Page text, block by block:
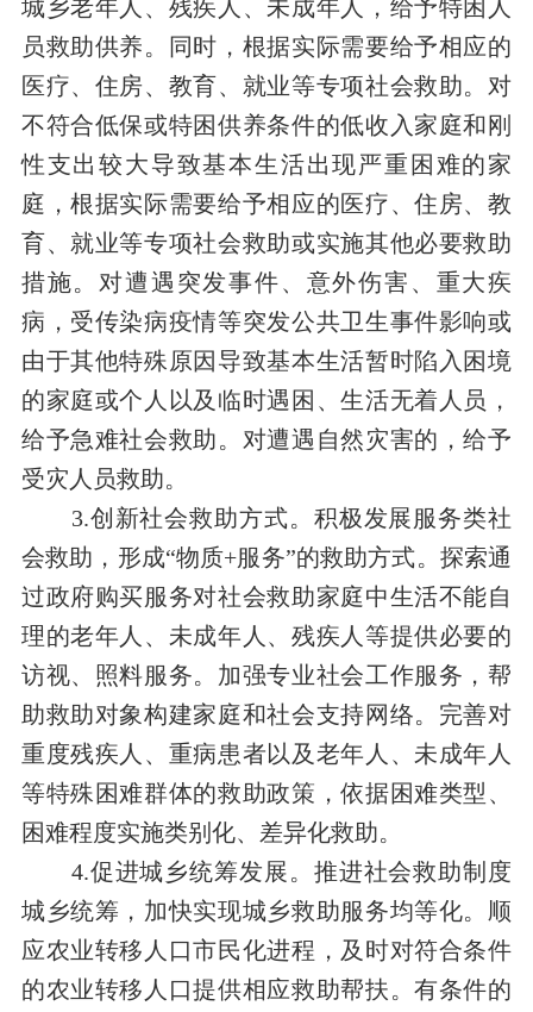
城乡老年人、残疾人、未成年人，给予特困人
员救助供养。同时，根据实际需要给予相应的
医疗、住房、教育、就业等专项社会救助。对
不符合低保或特困供养条件的低收入家庭和刚
性支出较大导致基本生活出现严重困难的家
庭，根据实际需要给予相应的医疗、住房、教
育、就业等专项社会救助或实施其他必要救助
措施。对遭遇突发事件、意外伤害、重大疾
病，受传染病疫情等突发公共卫生事件影响或
由于其他特殊原因导致基本生活暂时陷入困境
的家庭或个人以及临时遇困、生活无着人员，
给予急难社会救助。对遭遇自然灾害的，给予
受灾人员救助。
3.创新社会救助方式。积极发展服务类社
会救助，形成“物质+服务”的救助方式。探索通
过政府购买服务对社会救助家庭中生活不能自
理的老年人、未成年人、残疾人等提供必要的
访视、照料服务。加强专业社会工作服务，帮
助救助对象构建家庭和社会支持网络。完善对
重度残疾人、重病患者以及老年人、未成年人
等特殊困难群体的救助政策，依据困难类型、
困难程度实施类别化、差异化救助。
4.促进城乡统筹发展。推进社会救助制度
城乡统筹，加快实现城乡救助服务均等化。顺
应农业转移人口市民化进程，及时对符合条件
的农业转移人口提供相应救助帮扶。有条件的